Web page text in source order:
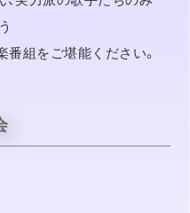
組をご堪能ください。